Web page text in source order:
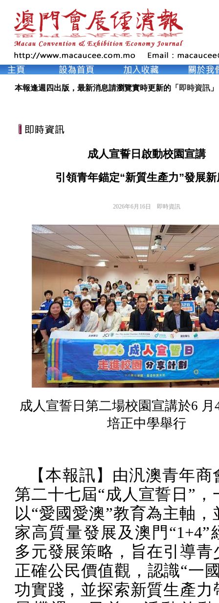
本報逢週四出版，最新消息請瀏覽實時更新的「 即時資訊 」
成人宣誓日啟動校園宣講
引領青年錨定“新質生產力”發展
2026年6月16日 即時資訊
成人宣誓日第二場校園宣講於6 月
培正中學舉行
【本報訊】由汎澳青年
第二十七屆“成人宣誓日”，
以“愛國愛澳”教育為主軸，
家高質量發展及澳門“1+4”
多元發展策略，旨在引導青
正確公民價值觀，認識“一
功實踐，並探索新質生產力